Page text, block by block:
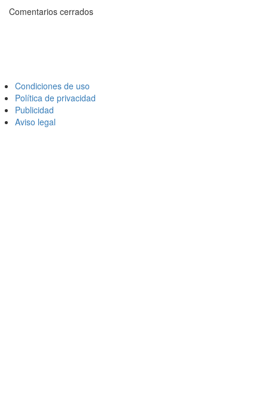
Comentarios cerrados
Condiciones de uso
Política de privacidad
Publicidad
Aviso legal